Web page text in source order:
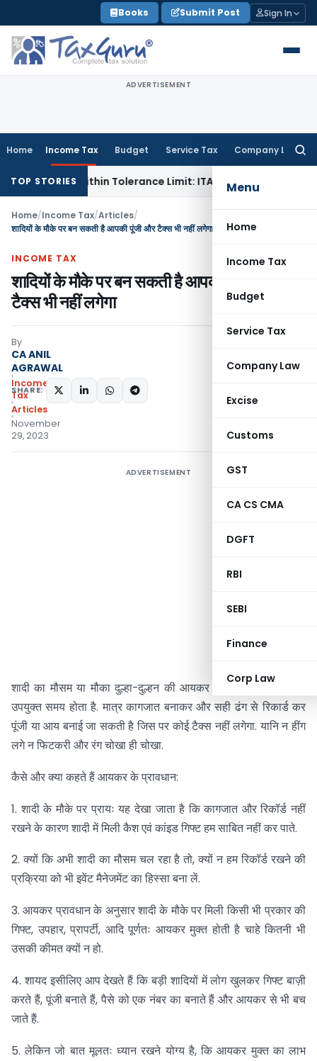
to
content
Books Submit Post Sign In
ADVERTISEMENT
Home Income Tax Budget Service Tax Company Law
Menu
Home
Income Tax
Budget
Service Tax
Company Law
Excise
Customs
GST
CA CS CMA
DGFT
RBI
SEBI
Finance
Corp Law
TOP STORIES
Is Within Tolerance Limit: ITAT Rajkot Goods and
Home/Income Tax/Articles/
शादियों के मौके पर बन सकती है आपकी पूंजी और टैक्स भी नहीं लगेगा
INCOME TAX
शादियों के मौके पर बन सकती है आपकी पूंजी और
टैक्स भी नहीं लगेगा
By
CA ANIL
AGRAWAL
Income
Tax
Articles
November
29, 2023
SHARE:
ADVERTISEMENT
शादी का मौसम या मौका दुल्हा-दुल्हन की आयकर फाइल बनाने का सबसे
उपयुक्त समय होता है. मात्र कागजात बनाकर और सही ढंग से रिकार्ड कर
पूंजी या आय बनाई जा सकती है जिस पर कोई टैक्स नहीं लगेगा. यानि न हींग
लगे न फिटकरी और रंग चोखा ही चोखा.
कैसे और क्या कहते हैं आयकर के प्रावधान:
1. शादी के मौके पर प्रायः यह देखा जाता है कि कागजात और रिकॉर्ड नहीं
रखने के कारण शादी में मिली कैश एवं कांइड गिफ्ट हम साबित नहीं कर पाते.
2. क्यों कि अभी शादी का मौसम चल रहा है तो, क्यों न हम रिकॉर्ड रखने की
प्रक्रिया को भी इवेंट मैनेजमेंट का हिस्सा बना लें.
3. आयकर प्रावधान के अनुसार शादी के मौके पर मिली किसी भी प्रकार की
गिफ्ट, उपहार, प्रापर्टी, आदि पूर्णतः आयकर मुक्त होती है चाहे कितनी भी
उसकी कीमत क्यों न हो.
4. शायद इसीलिए आप देखते हैं कि बड़ी शादियों में लोग खुलकर गिफ्ट बाज़ी
करते हैं, पूंजी बनाते हैं, पैसे को एक नंबर का बनाते हैं और आयकर से भी बच
जाते हैं.
5. लेकिन जो बात मूलतः ध्यान रखने योग्य है, कि आयकर मुक्त का लाभ